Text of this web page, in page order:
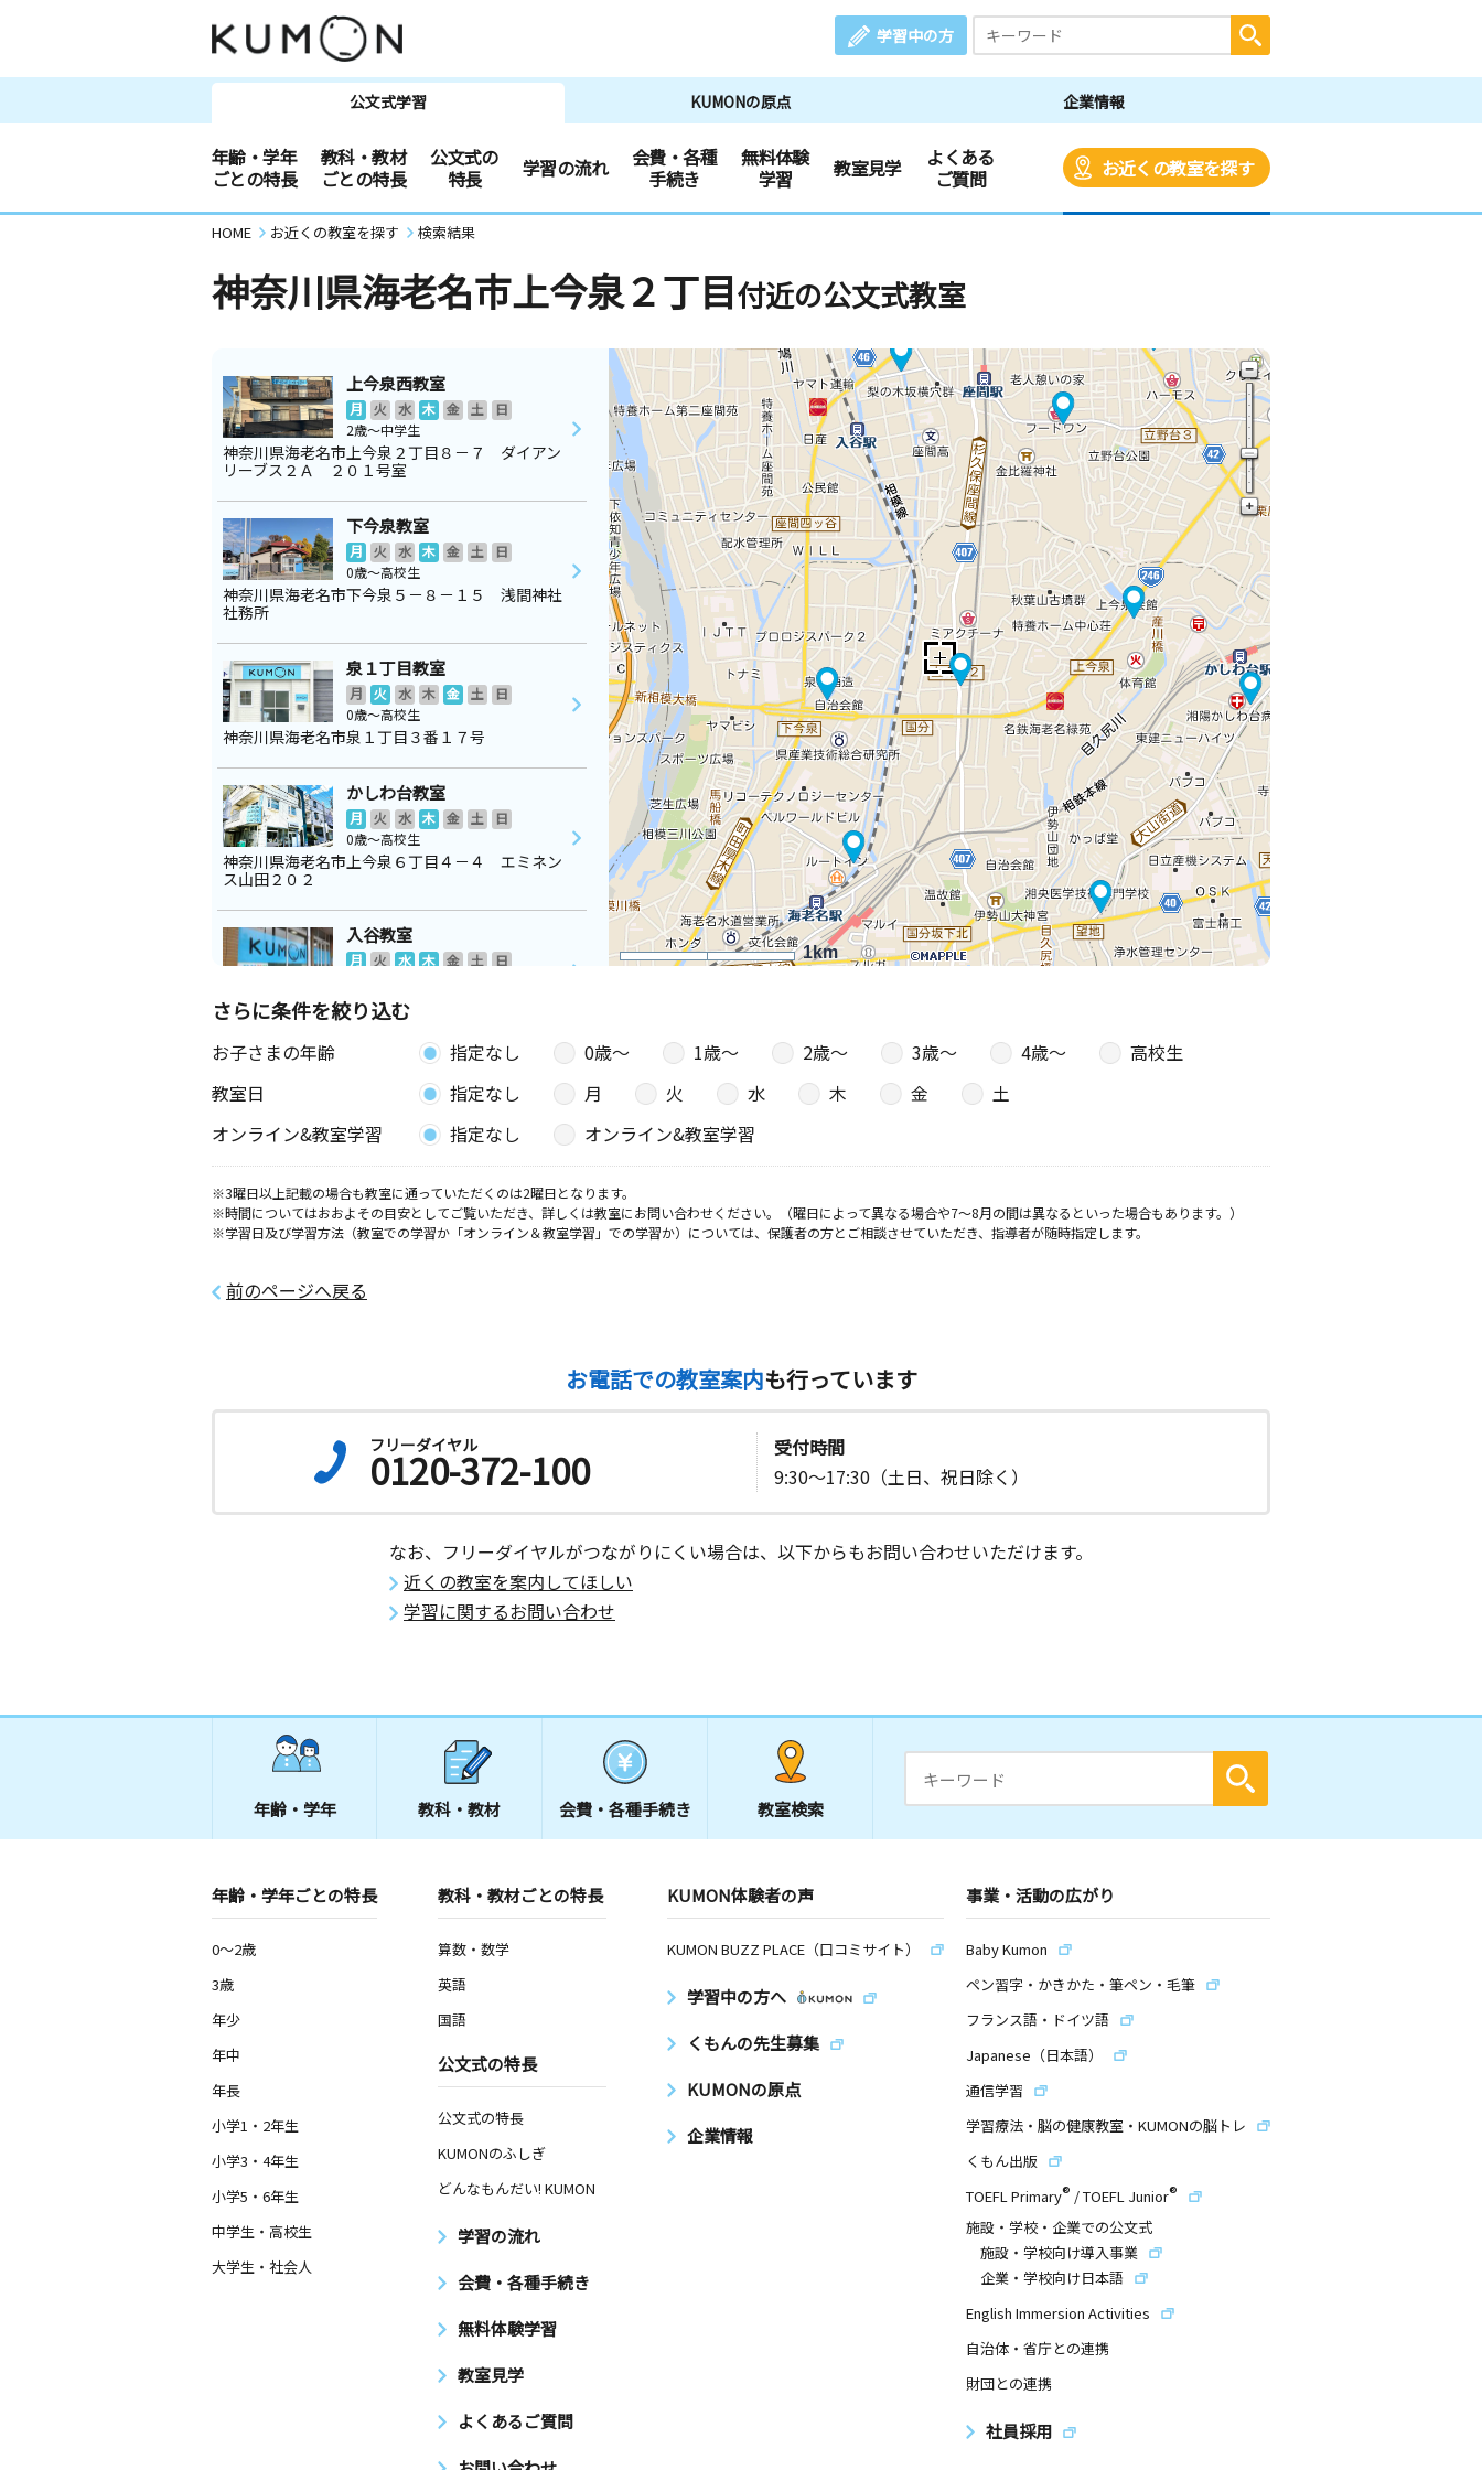
学習中の方
公文式学習 KUMONの原点 企業情報
年齢・学年
ごとの特長
教科・教材
ごとの特長
公文式の
特長
学習の流れ
会費・各種
手続き
無料体験
学習
教室見学
よくある
ご質問
お近くの教室を探す
HOME お近くの教室を探す 検索結果
神奈川県海老名市上今泉２丁目付近の公文式教室
1km
上今泉西教室
月 火 水 木 金 土
日
2歳～中学生
神奈川県海老名市上今泉２丁目８－７ ダイアン
リーブス２Ａ ２０１号室
下今泉教室
月 火 水 木 金 土
日
0歳～高校生
神奈川県海老名市下今泉５－８－１５ 浅間神社
社務所
泉１丁目教室
月 火 水 木 金 土
日
0歳～高校生
神奈川県海老名市泉１丁目３番１７号
かしわ台教室
月 火 水 木 金 土
日
0歳～高校生
神奈川県海老名市上今泉６丁目４－４ エミネン
ス山田２０２
入谷教室
月 火 水 木 金 土
日
神奈川県座間市入谷東４丁目４１－２９
木 金 土
日
神奈川県座間市入谷西５丁目３－１６ フラット
座間１Ｆホール
小園北教室
月 火 水 木 金 土
日
ーラ２０３号室
神奈川県海老名市柏ケ谷３丁目１０－２３
立野台教室
3歳～高校生
さらに条件を絞り込む
お子さまの年齢 指定なし 0歳〜 1歳〜 2歳〜 3歳〜 4歳〜
高校生
教室日
指定なし 月 火 水 木 金
土
オンライン&教室学習
指定なし オンライン&教室学習
※3曜日以上記載の場合も教室に通っていただくのは2曜日となります。
※時間についてはおおよその目安としてご覧いただき、詳しくは教室にお問い合わせください。（曜日によって異なる場合や7～8月の間は異なるといった場合もあります。）
※学習日及び学習方法（教室での学習か「オンライン＆教室学習」での学習か）については、保護者の方とご相談させていただき、指導者が随時指定します。
前のページへ戻る
お電話での教室案内も行っています
フリーダイヤル
0120-372-100
受付時間
9:30～17:30（土日、祝日除く）
なお、フリーダイヤルがつながりにくい場合は、以下からもお問い合わせいただけます。
近くの教室を案内してほしい
学習に関するお問い合わせ
年齢・学年 教科・教材 会費・ 各種手続き 教室検索
年齢・学年ごとの特長
0～2歳
3歳
年少
年中
年長
小学1・2年生
小学3・4年生
小学5・6年生
中学生・高校生
大学生・社会人
教科・教材ごとの特長
算数・数学
英語
国語
公文式の特長
公文式の特長
KUMONのふしぎ
どんなもんだい! KUMON
学習の流れ
会費・各種手続き
無料体験学習
教室見学
よくあるご質問
KUMON体験者の声
KUMON BUZZ PLACE（口コミサイト）
学習中の方へ
くもんの先生募集
KUMONの原点
企業情報
事業・活動の広がり
Baby Kumon
ペン習字・かきかた・筆ペン・毛筆
フランス語・ドイツ語
Japanese（日本語）
通信学習
学習療法・脳の健康教室・KUMONの脳トレ
くもん出版
TOEFL Primary® /TOEFL Junior®
施設・学校・企業での公文式
施設・学校向け導入事業
企業・学校向け日本語
English Immersion Activities
自治体・省庁との連携
財団との連携
社員採用